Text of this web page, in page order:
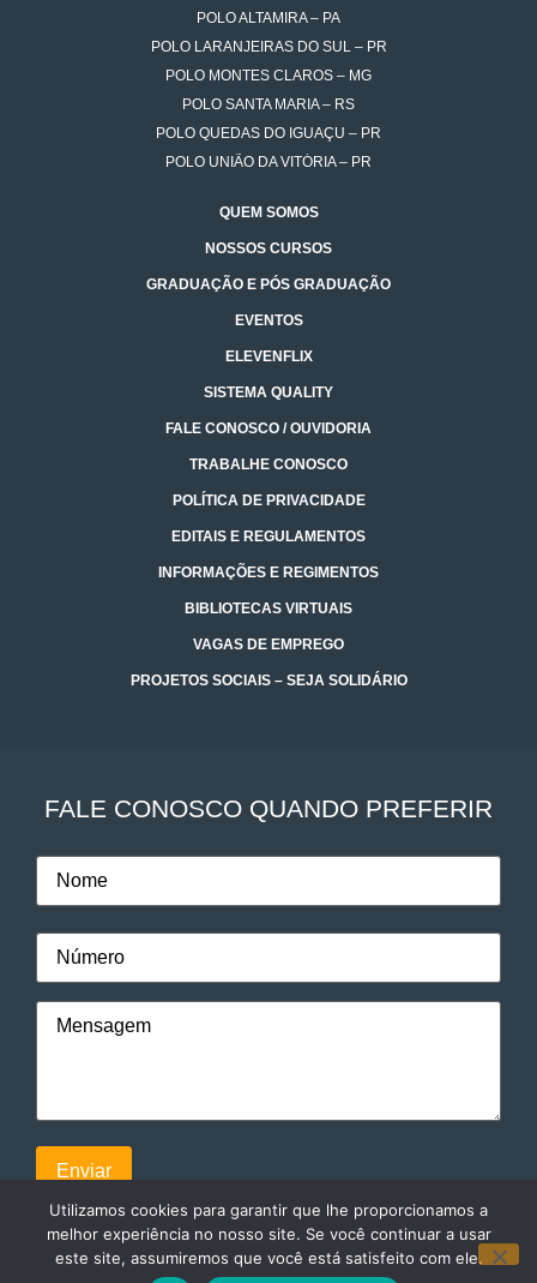
POLO ALTAMIRA – PA
POLO LARANJEIRAS DO SUL – PR
POLO MONTES CLAROS – MG
POLO SANTA MARIA – RS
POLO QUEDAS DO IGUAÇU – PR
POLO UNIÃO DA VITÓRIA – PR
QUEM SOMOS
NOSSOS CURSOS
GRADUAÇÃO E PÓS GRADUAÇÃO
EVENTOS
ELEVENFLIX
SISTEMA QUALITY
FALE CONOSCO / OUVIDORIA
TRABALHE CONOSCO
POLÍTICA DE PRIVACIDADE
EDITAIS E REGULAMENTOS
INFORMAÇÕES E REGIMENTOS
BIBLIOTECAS VIRTUAIS
VAGAS DE EMPREGO
PROJETOS SOCIAIS – SEJA SOLIDÁRIO
FALE CONOSCO QUANDO PREFERIR
Utilizamos cookies para garantir que lhe proporcionamos a
melhor experiência no nosso site. Se você continuar a usar
este site, assumiremos que você está satisfeito com ele.